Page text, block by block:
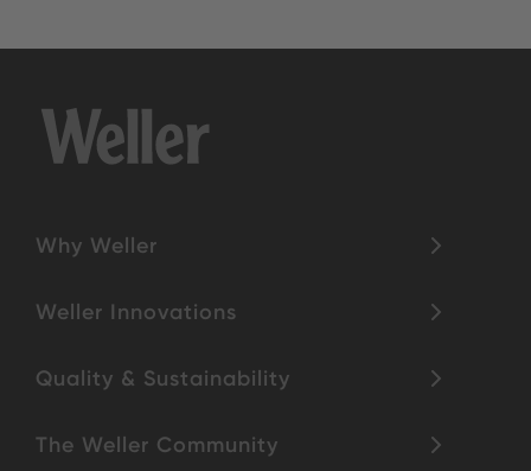
Why Weller
Weller Innovations
Quality & Sustainability
The Weller Community